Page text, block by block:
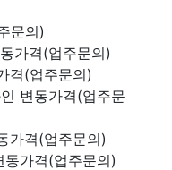
문의)
가격(업주문의)
격(업주문의)
변동가격(업주문
가격(업주문의)
동가격(업주문의)